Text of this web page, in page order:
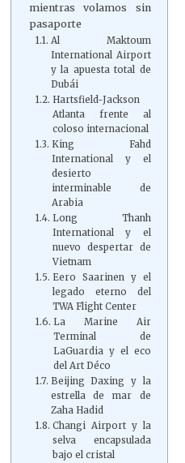
mientras volamos sin
pasaporte
Al Maktoum
International Airport
y la apuesta total de
Dubái
Hartsfield-Jackson
Atlanta frente al
coloso internacional
King Fahd
International y el
desierto
interminable de
Arabia
Long Thanh
International y el
nuevo despertar de
Vietnam
Eero Saarinen y el
legado eterno del
TWA Flight Center
La Marine Air
Terminal de
LaGuardia y el eco
del Art Déco
Beijing Daxing y la
estrella de mar de
Zaha Hadid
Changi Airport y la
selva encapsulada
bajo el cristal